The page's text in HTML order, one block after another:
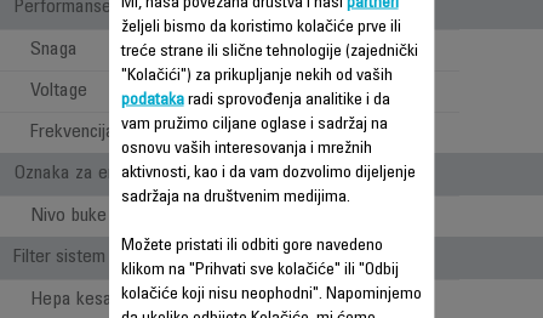
Performanse
Snaga 750 W
Voltage 220-240 V
Frekvencija 50-60 Hz
Oznaka za energiju
Nivo buke
Filter sistem
Hepa kesa 3
željeli bismo da koristimo kolačiće prve ili
treće strane ili slične tehnologije (zajednički
"Kolačići") za prikupljanje nekih od vaših
podatakaradi sprovođenja analitike i da
vam pružimo ciljane oglase i sadržaj na
osnovu vaših interesovanja i mrežnih
aktivnosti, kao i da vam dozvolimo dijeljenje
sadržaja na društvenim medijima.
Možete pristati ili odbiti gore navedeno
klikom na "Prihvati sve kolačiće" ili "Odbij
kolačiće koji nisu neophodni". Napominjemo